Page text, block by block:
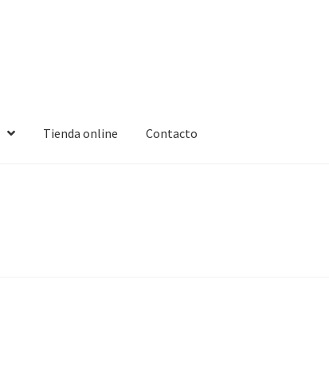
Tienda online Contacto